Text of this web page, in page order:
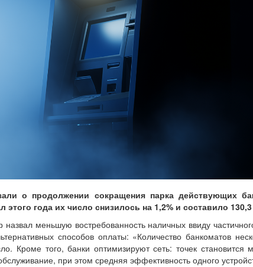
о продолжении сокращения парка действующих
этого года их число снизилось на 1,2% и составило
назвал меньшую востребованность наличных ввиду
способов оплаты: «Количество банкоматов
Кроме того, банки оптимизируют сеть: точек становится
при этом средняя эффективность одного